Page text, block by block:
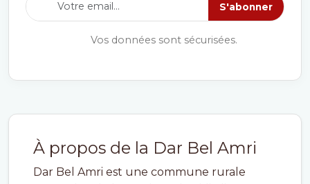
À propos de la Dar Bel Amri
Dar Bel Amri est une commune rurale
S'abonner
Vos données sont sécurisées.